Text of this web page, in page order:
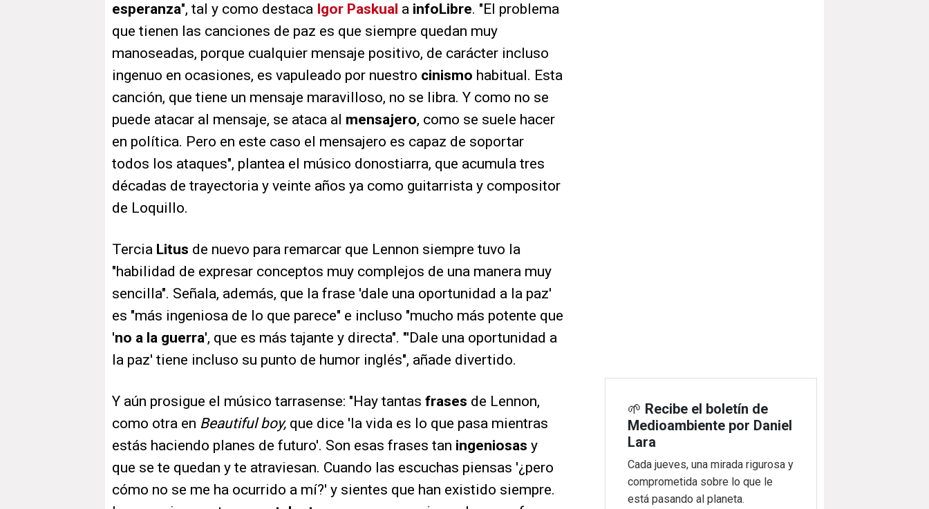
esperanza", tal y como destaca Igor Paskual a infoLibre. "El problema
que tienen las canciones de paz es que siempre quedan muy
manoseadas, porque cualquier mensaje positivo, de carácter incluso
ingenuo en ocasiones, es vapuleado por nuestro cinismo habitual. Esta
canción, que tiene un mensaje maravilloso, no se libra. Y como no se
puede atacar al mensaje, se ataca al mensajero, como se suele hacer
en política. Pero en este caso el mensajero es capaz de soportar
todos los ataques", plantea el músico donostiarra, que acumula tres
décadas de trayectoria y veinte años ya como guitarrista y compositor
de Loquillo.
Tercia Litus de nuevo para remarcar que Lennon siempre tuvo la
"habilidad de expresar conceptos muy complejos de una manera muy
sencilla". Señala, además, que la frase 'dale una oportunidad a la paz'
es "más ingeniosa de lo que parece" e incluso "mucho más potente que
'no a la guerra', que es más tajante y directa". "'Dale una oportunidad a
la paz' tiene incluso su punto de humor inglés", añade divertido.
Y aún prosigue el músico tarrasense: "Hay tantas frases de Lennon,
como otra en Beautiful boy, que dice 'la vida es lo que pasa mientras
estás haciendo planes de futuro'. Son esas frases tan ingeniosas y
que se te quedan y te atraviesan. Cuando las escuchas piensas '¿pero
cómo no se me ha ocurrido a mí?' y sientes que han existido siempre.
🌱 Recibe el boletín de
Medioambiente por Daniel
Lara
Cada jueves, una mirada rigurosa y
comprometida sobre lo que le
está pasando al planeta.